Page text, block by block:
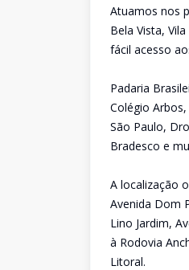
Atuamos nos
Bela Vista,
fácil acesso
Padaria
Colégio
São Paulo,
Bradesco e
A localização
Avenida Dom
Lino Jardim,
à Rodovia
Litoral.